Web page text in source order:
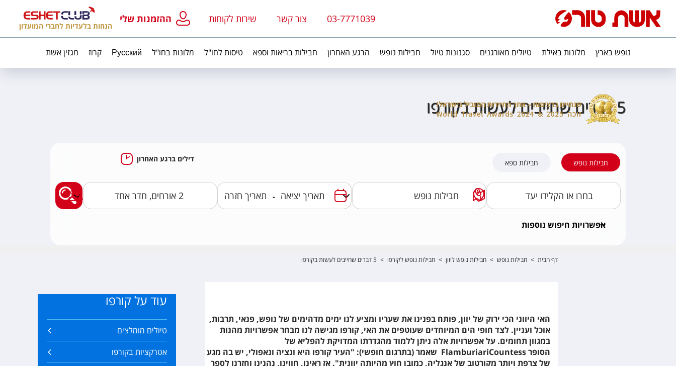
03-7771039 צור קשר שירות לקוחות ההזמנות שלי
הנחות בלעדיות לחברי המועדון
נופש בארץ מלונות באילת טיולים מאורגנים סגנונות טיול חבילות נופש הרגע האחרון חבילות בריאות וספא טיסות לחו"ל מלונות בחו"ל Русский קרוז מגזין אשת
5 דברים שחייבים לעשות בקורפו
חבילות נופש חבילות ספא דילים ברגע האחרון
-
מצאו לי חבילות
אפשרויות חיפוש נוספות
דף הבית > חבילות נופש > חבילות נופש ליוון > חבילות נופש לקורפו > 5 דברים שחייבים לעשות בקורפו
האי היווני הכי ירוק של יוון, פותח בפנינו את שעריו ומציע לנו ימים מדהימים של נופש, פנאי, תרבות,
אוכל ועניין. לצד חופי הים המיוחדים שעוטפים את האי, קורפו מגישה לנו מבחר אפשרויות מהנות
במגוון תחומים. על אפשרויות אלה ניתן ללמוד מהגדרתו המדויקת להפליא של
הסופר
FlamburiariCountess
שאמר (בתרגום חופשי): "העיר קורפו היא ונציה ונאפולי, יש בה מגע
של צרפת ויותר מקורטוב של אנגליה, כמובן חוץ מהיותה יוונית". אז ראינו, חווינו, נהנינו וחזרנו לספר
עוד על קורפו
טיולים מומלצים
אטרקציות בקורפו